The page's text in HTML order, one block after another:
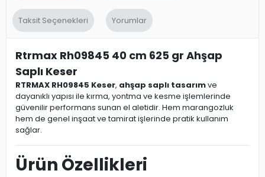
Taksit Seçenekleri Yorumlar
Rtrmax Rh09845 40 cm 625 gr Ahşap
Saplı Keser
RTRMAX RH09845 Keser, ahşap saplı tasarımve
dayanıklı yapısı ile kırma, yontma ve kesme işlemlerinde
güvenilir performans sunan el aletidir. Hem marangozluk
hem de genel inşaat ve tamirat işlerinde pratik kullanım
sağlar.
Ürün Özellikleri